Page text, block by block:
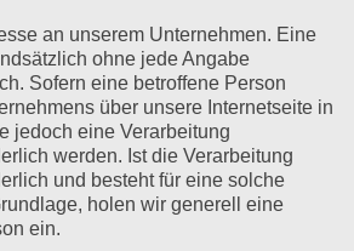
an unserem Unternehmen. Eine
ohne jede Angabe
Sofern eine betroffene Person
über unsere Internetseite in
jedoch eine Verarbeitung
werden. Ist die Verarbeitung
und besteht für eine solche
holen wir generell eine
ein.